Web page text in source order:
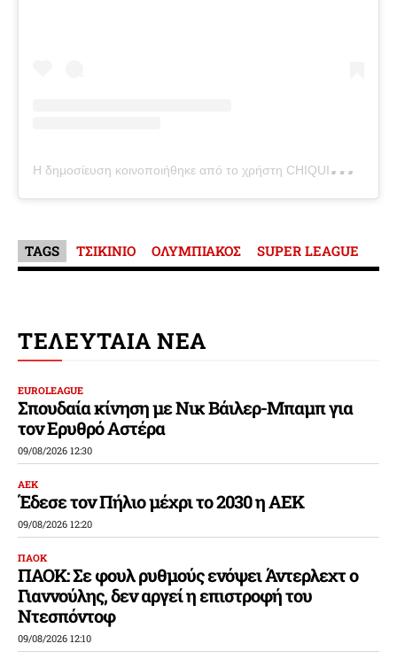
Η
δημοσίευση κοινοποιήθηκε από το χρήστη CHIQUINHO (@chiquinho22_)
TAGS ΤΣΙΚΙΝΙΟ ΟΛΥΜΠΙΑΚΟΣ SUPER LEAGUE
ΤΕΛΕΥΤΑΙΑ ΝΕΑ
EUROLEAGUE
Σπουδαία κίνηση με Νικ Βάιλερ-Μπαμπ για
τον Ερυθρό Αστέρα
09/08/2026 12:30
ΑΕΚ
Έδεσε τον Πήλιο μέχρι το 2030 η ΑΕΚ
09/08/2026 12:20
ΠΑΟΚ
ΠΑΟΚ: Σε φουλ ρυθμούς ενόψει Άντερλεχτ ο
Γιαννούλης, δεν αργεί η επιστροφή του
Ντεσπόντοφ
09/08/2026 12:10